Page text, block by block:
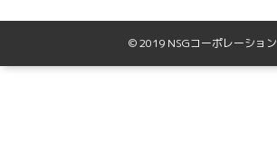
© 2019 NSGコーポレーション